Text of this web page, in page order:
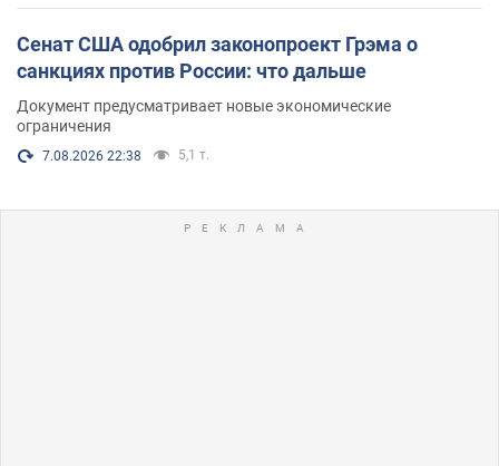
Сенат США одобрил законопроект Грэма о
санкциях против России: что дальше
Документ предусматривает новые экономические
ограничения
7.08.2026 22:38 5,1 т.